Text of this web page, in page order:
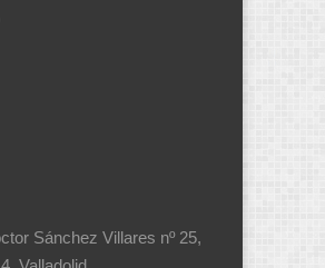
Sánchez Villares nº 25,